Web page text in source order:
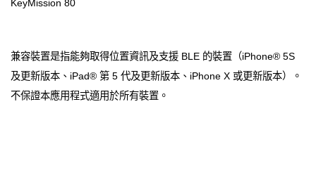
KeyMission 80
兼容裝置是指能夠取得位置資訊及支援 BLE 的裝置（iPhone® 5S
及更新版本、iPad® 第 5 代及更新版本、iPhone X 或更新版本）。
不保證本應用程式適用於所有裝置。